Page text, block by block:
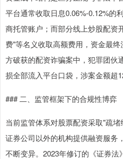
平台通常收取日息0.06%-0.12%的
商托管账户；而部分线上炒股配资
费"等名义收取高额费用，资金最
方破获的配资诈骗案中，犯罪团伙
损全部流入平台口袋，涉案金额超
### 二、监管框架下的合规性博弈
当前监管体系对股票配资采取"疏
证券公司以外的机构提供融资服务
不断变异。2023年修订的《证券法